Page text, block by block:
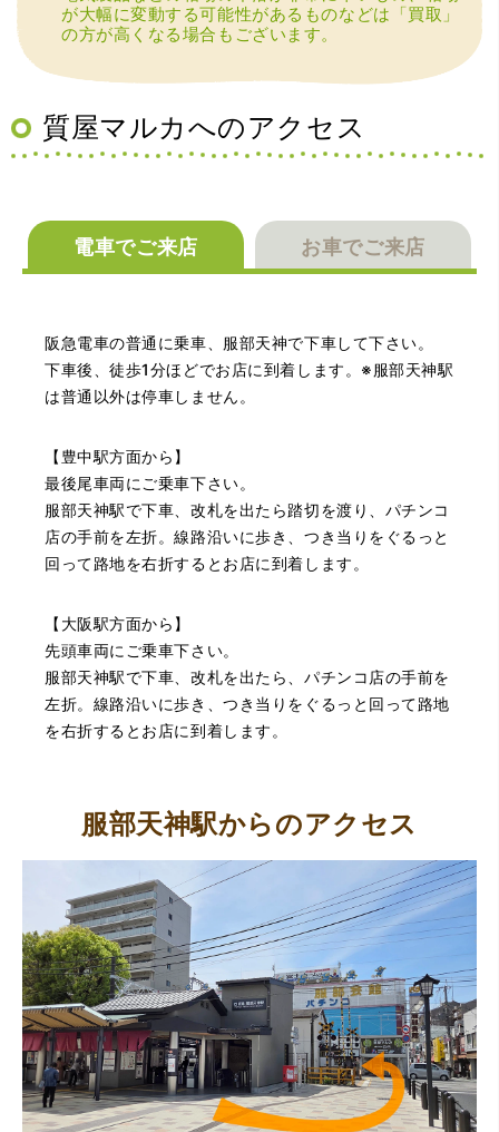
るお店でした。満足いく金額で買い取って頂きました。あ
りがとうございます。
（兵庫県神戸市）別のお店でメール査定した際の1.5倍の金
（大阪府大阪市）丁寧に査定していただいたうえ、商品保
管に関する知識も教えて頂けました。戻ってきた際には教
（大阪府池田市）丁寧に説明して頂き思っていたよりの金
取して頂きました。又、機会あれば是非利用したいです。
が大幅に変動する可能性があるものなどは「買取」
の方が高くなる場合もございます。
質屋マルカへのアクセス
電車でご来店 お車でご来店
阪急電車の普通に乗車、服部天神で下車して下さい。
下車後、徒歩1分ほどでお店に到着します。※服部天神駅
は普通以外は停車しません。
【豊中駅方面から】
最後尾車両にご乗車下さい。
服部天神駅で下車、改札を出たら踏切を渡り、パチンコ
店の手前を左折。線路沿いに歩き、つき当りをぐるっと
回って路地を右折するとお店に到着します。
【大阪駅方面から】
先頭車両にご乗車下さい。
服部天神駅で下車、改札を出たら、パチンコ店の手前を
左折。線路沿いに歩き、つき当りをぐるっと回って路地
を右折するとお店に到着します。
服部天神駅からのアクセス